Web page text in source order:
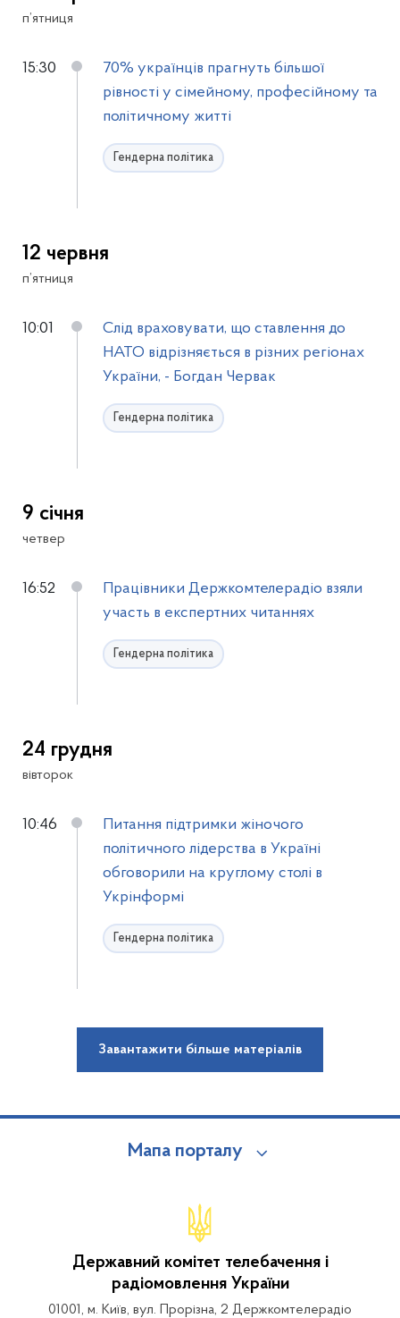
п’ятниця
15:30
70% українців прагнуть більшої
рівності у сімейному, професійному та
політичному житті
Гендерна політика
12 червня
п’ятниця
10:01
Слід враховувати, що ставлення до
НАТО відрізняється в різних регіонах
України, - Богдан Червак
Гендерна політика
9 січня
четвер
16:52
Працівники Держкомтелерадіо взяли
участь в експертних читаннях
Гендерна політика
24 грудня
вівторок
10:46
Питання підтримки жіночого
політичного лідерства в Україні
обговорили на круглому столі в
Укрінформі
Гендерна політика
Завантажити більше матеріалів
Мапа порталу
Державний комітет телебачення і
радіомовлення України
01001, м. Київ, вул. Прорізна, 2 Держкомтелерадіо